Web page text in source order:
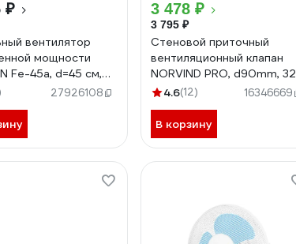
₽
вентилятор
мощности
Fe-45a, d=45 см,
3 скорости, черный,
27926108
3 478 ₽
3 795 ₽
Стеновой приточный
вентиляционный клапан
NORVIND PRO, d90mm, 32
м3/ч NV4PRO1
4.6(12) 16346669
В корзину